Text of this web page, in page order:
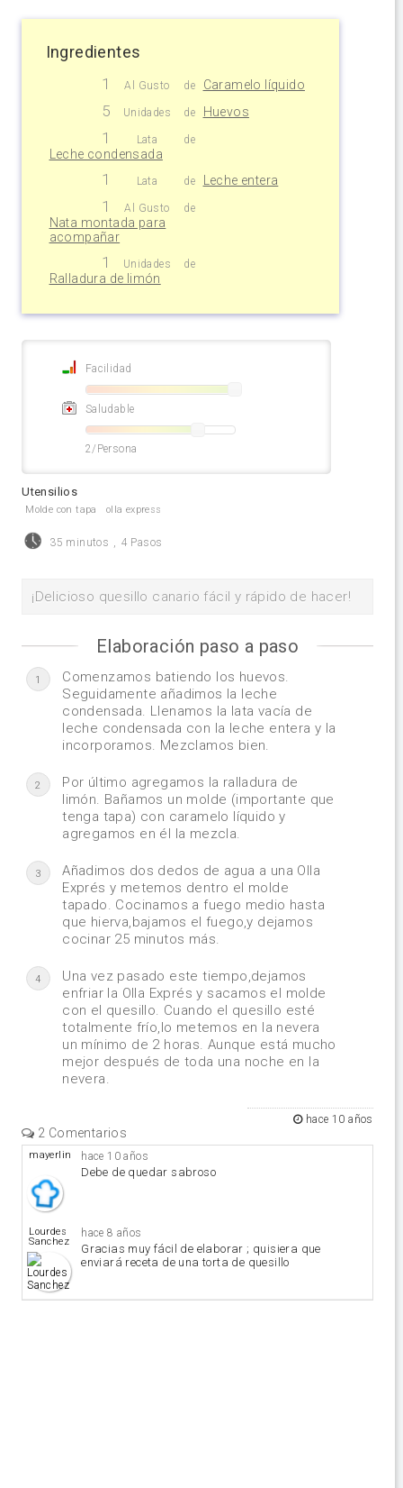
Ingredientes
1 Al Gusto de Caramelo líquido
5 Unidades de Huevos
1 Lata de
Leche condensada
1 Lata de Leche entera
1 Al Gusto de
Nata montada para
acompañar
1 Unidades de
Ralladura de limón
Facilidad
Saludable
2/Persona
Utensilios
Molde con tapa olla express
35 minutos , 4 Pasos
¡Delicioso quesillo canario fácil y rápido de hacer!
Elaboración paso a paso
1
Comenzamos batiendo los huevos.
Seguidamente añadimos la leche
condensada. Llenamos la lata vacía de
leche condensada con la leche entera y la
incorporamos. Mezclamos bien.
2
Por último agregamos la ralladura de
limón. Bañamos un molde (importante que
tenga tapa) con caramelo líquido y
agregamos en él la mezcla.
3
Añadimos dos dedos de agua a una Olla
Exprés y metemos dentro el molde
tapado. Cocinamos a fuego medio hasta
que hierva,bajamos el fuego,y dejamos
cocinar 25 minutos más.
4
Una vez pasado este tiempo,dejamos
enfriar la Olla Exprés y sacamos el molde
con el quesillo. Cuando el quesillo esté
totalmente frío,lo metemos en la nevera
un mínimo de 2 horas. Aunque está mucho
mejor después de toda una noche en la
nevera.
hace 10 años
2 Comentarios
mayerlin hace 10 años
Debe de quedar sabroso
Lourdes
Sanchez
hace 8 años
Gracias muy fácil de elaborar ; quisiera que
enviará receta de una torta de quesillo